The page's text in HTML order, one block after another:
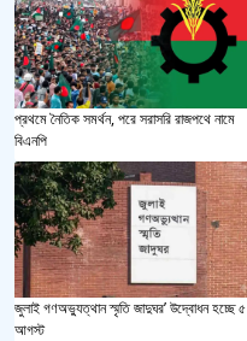
প্রথমে নৈতিক সমর্থন, পরে সরাসরি রাজপথে নামে
বিএনপি
জুলাই গণঅভ্যুত্থান স্মৃতি জাদুঘর’ উদ্বোধন হচ্ছে ৫
আগস্ট